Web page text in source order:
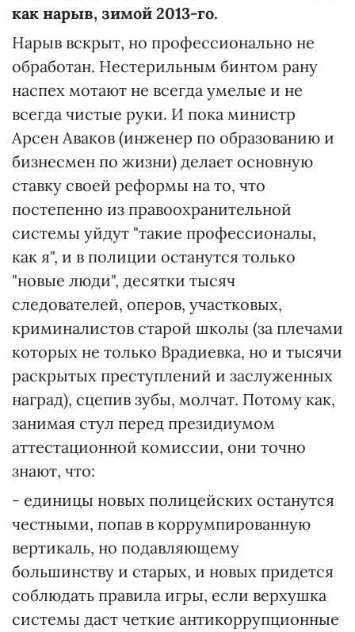
как нарыв, зимой 2013-го.
Нарыв вскрыт, но профессионально не
обработан. Нестерильным бинтом рану
наспех мотают не всегда умелые и не
всегда чистые руки. И пока министр
Арсен Аваков (инженер по образованию и
бизнесмен по жизни) делает основную
ставку своей реформы на то, что
постепенно из правоохранительной
системы уйдут "такие профессионалы,
как я", и в полиции останутся только
"новые люди", десятки тысяч
следователей, оперов, участковых,
криминалистов старой школы (за плечами
которых не только Врадиевка, но и тысячи
раскрытых преступлений и заслуженных
наград), сцепив зубы, молчат. Потому как,
занимая стул перед президиумом
аттестационной комиссии, они точно
знают, что:
- единицы новых полицейских останутся
честными, попав в коррумпированную
вертикаль, но подавляющему
большинству и старых, и новых придется
соблюдать правила игры, если верхушка
системы даст четкие антикоррупционные